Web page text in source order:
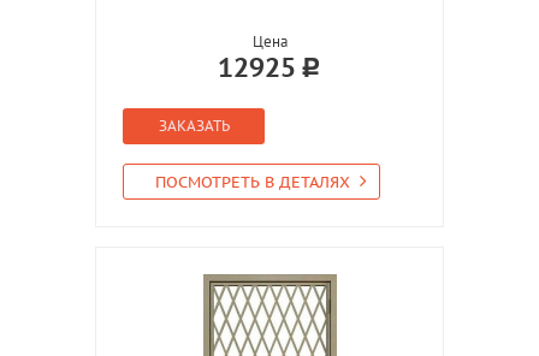
Цена
12925
ЗАКАЗАТЬ
ПОСМОТРЕТЬ В ДЕТАЛЯХ